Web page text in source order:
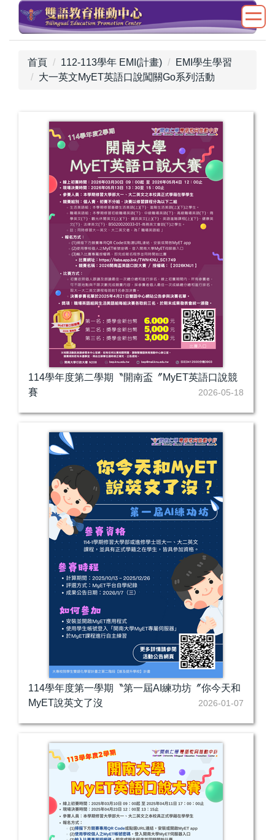
主
首頁 112-113學年 EMI(計畫)
EMI學生學習
大一英文MyET英語口說闖關Go系列活動
114學年度第二學期〝開南盃〞MyET英語口說競
賽
2026-05-18
114學年度第一學期〝第一屆AI練功坊〞你今天和
MyET說英文了沒
2026-01-07